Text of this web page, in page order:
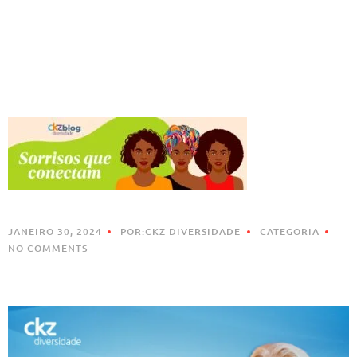
JANEIRO 30, 2024 POR:CKZ DIVERSIDADE
CATEGORIA
NO COMMENTS